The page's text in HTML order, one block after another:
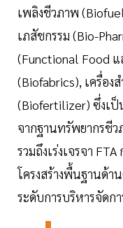
เพลิงชีวภาพ
เภสัชกรรม (Bio-
(Functional Food
(Biofabrics), เครื่อง
(Biofertilizer) ซึ่งเป็
จากฐานทรัพยากรชี
รวมถึงเร่งเจรจา
โครงสร้างพื้นฐานด้า
ระดับการบริหารจัดก